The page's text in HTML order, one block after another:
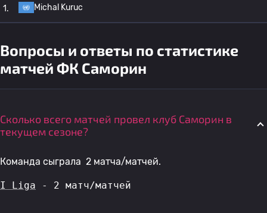
1. Michal Kuruc
Вопросы и ответы по статистике
матчей ФК Саморин
Сколько всего матчей провел клуб Саморин в
текущем сезоне?
Команда сыграла 2 матча/матчей.
I Liga - 2 матч/матчей